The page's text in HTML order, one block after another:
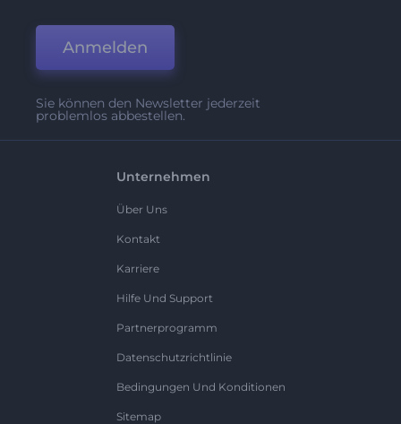
Anmelden
Sie können den Newsletter jederzeit
problemlos abbestellen.
Unternehmen
Über Uns
Kontakt
Karriere
Hilfe Und Support
Partnerprogramm
Datenschutzrichtlinie
Bedingungen Und Konditionen
Sitemap